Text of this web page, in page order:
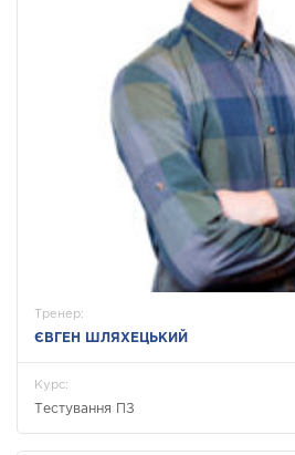
Тренер:
ЄВГЕН ШЛЯХЕЦЬКИЙ
Курс:
Тестування ПЗ